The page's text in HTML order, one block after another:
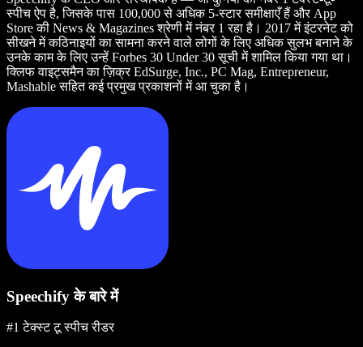
स्पीच ऐप है, जिसके पास 100,000 से अधिक 5-स्टार समीक्षाएँ हैं और App
Store की News & Magazines श्रेणी में नंबर 1 रहा है। 2017 में इंटरनेट को
सीखने में कठिनाइयों का सामना करने वाले लोगों के लिए अधिक सुलभ बनाने के
उनके काम के लिए उन्हें Forbes 30 Under 30 सूची में शामिल किया गया था।
क्लिफ वाइट्समैन का ज़िक्र EdSurge, Inc., PC Mag, Entrepreneur,
Mashable सहित कई प्रमुख प्रकाशनों में आ चुका है।
Speechify के बारे में
#1 टेक्स्ट टू स्पीच रीडर